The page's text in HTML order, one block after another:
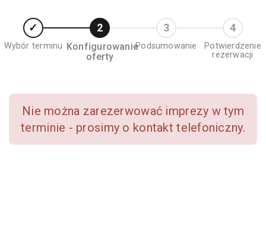
Wybór terminu Konfigurowanie
oferty
Podsumowanie
Potwierdzenie
rezerwacji
Nie można zarezerwować imprezy w tym
terminie - prosimy o kontakt telefoniczny.